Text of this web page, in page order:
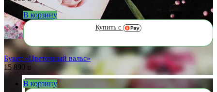
В корзину
Купить с
Букет «Цветочный вальс»
15 890 u
В корзину